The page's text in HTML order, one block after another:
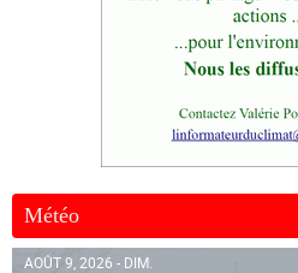
Météo
AOÛT 9, 2026 - DIM.